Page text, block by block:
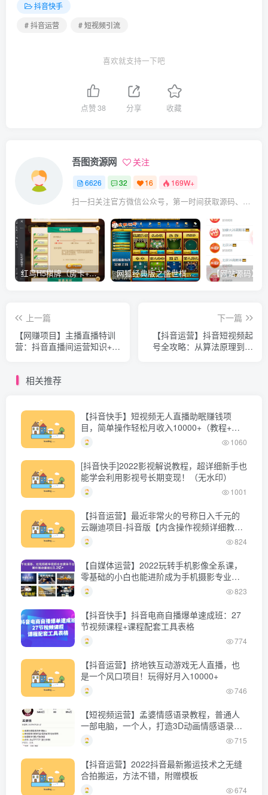
抖音快手
# 抖音运营
# 短视频引流
喜欢就支持一下吧
点赞38 分享 收藏
吾图资源网 关注
6626 32 16 169W+
扫一扫关注官方微信公众号，第一时间获取源码、网赚项目资源教程，自媒体等知识干货，让互联网创业赚钱更简单。
红鸟H5棋牌（房卡+金币）全套双模式游戏源码 网狐经典版之盛世棋牌完整游戏源码（包含文档、架设教程、网站、源代码等）
上一篇
【网赚项目】主播直播特训
营：抖音直播间运营知识+开
下一篇
【抖音运营】抖音短视频起
号全攻略：从算法原理到运
相关推荐
【抖音快手】短视频无人直播助眠赚钱项
目，简单操作轻松月收入10000+（教程+素
材+软件）
1060
[抖音快手]2022影视解说教程，超详细新手也
能学会利用影视号长期变现！（无水印）
1001
【抖音运营】最近非常火的号称日入千元的
云蹦迪项目-抖音版【内含操作视频详细教
程】
824
【自媒体运营】2022玩转手机影像全系课，
零基础的小白也能进阶成为手机摄影专业人
士
823
【抖音快手】抖音电商自播爆单速成班：27
节视频课程+课程配套工具表格
774
【抖音运营】挤地铁互动游戏无人直播，也
是一个风口项目！玩得好月入10000+
746
【短视频运营】孟婆情感语录教程，普通人
一部电脑，一个人，打造3D动画情感语录账
号
715
【抖音运营】2022抖音最新搬运技术之无缝
合拍搬运，方法不错，附赠模板
674